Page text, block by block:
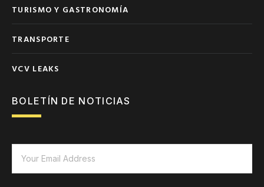
TURISMO Y GASTRONOMÍA
TRANSPORTE
VCV LEAKS
BOLETÍN DE NOTICIAS